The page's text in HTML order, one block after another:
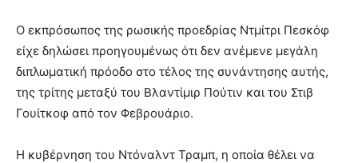
Ο εκπρόσωπος της ρωσικής προεδρίας Ντμίτρι Πεσκόφ
είχε δηλώσει προηγουμένως ότι δεν ανέμενε μεγάλη
διπλωματική πρόοδο στο τέλος της συνάντησης αυτής,
της τρίτης μεταξύ του Βλαντίμιρ Πούτιν και του Στιβ
Γουίτκοφ από τον Φεβρουάριο.
Η κυβέρνηση του Ντόναλντ Τραμπ, η οποία θέλει να